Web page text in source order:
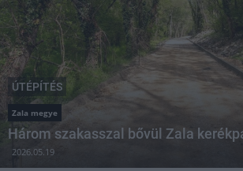
ÚTÉPÍTÉS
Zala megye
Három szakasszal bővül Zala
2026.05.19